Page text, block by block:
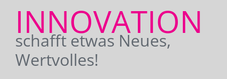
INNOVATION
schafft etwas Neues,
Wertvolles!